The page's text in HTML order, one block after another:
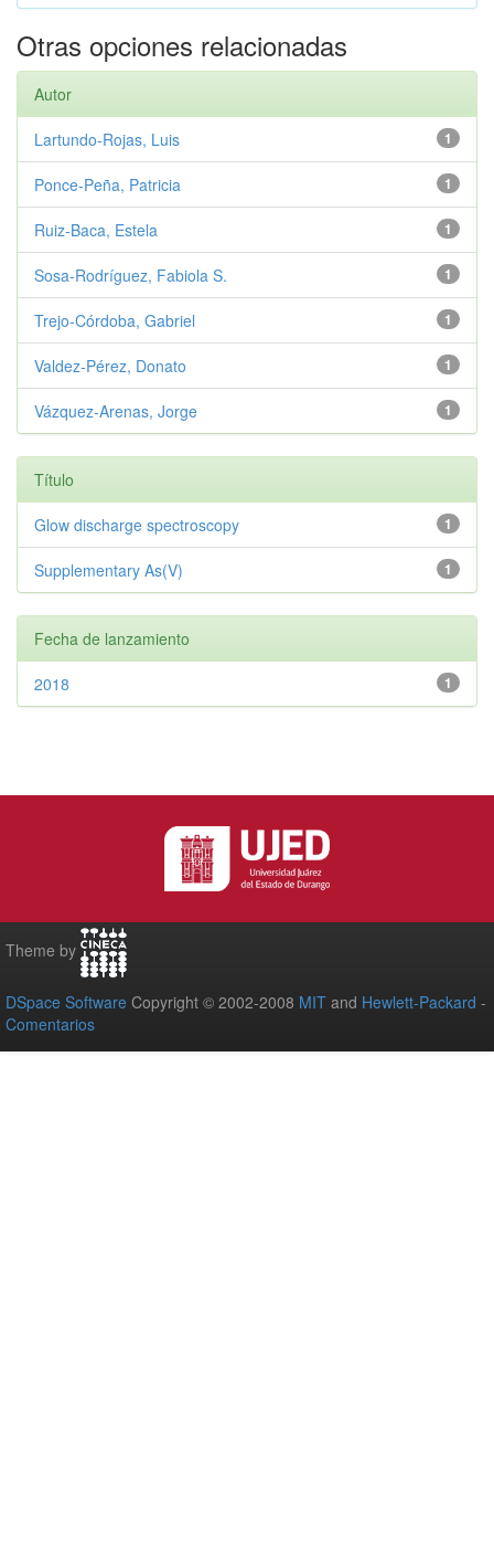
Otras opciones relacionadas
Autor
1
Lartundo‑Rojas, Luis
1
Ponce‑Peña, Patricia
1
Ruiz‑Baca, Estela
1
Sosa‑Rodríguez, Fabiola S.
1
Trejo‑Córdoba, Gabriel
1
Valdez‑Pérez, Donato
1
Vázquez‑Arenas, Jorge
Título
1
Glow discharge spectroscopy
1
Supplementary As(V)
Fecha de lanzamiento
1
2018
Theme by
DSpace Software Copyright © 2002-2008 MIT and Hewlett-Packard -
Comentarios